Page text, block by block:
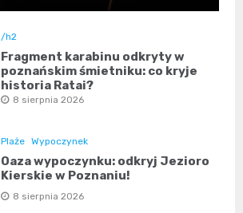
/h2
Fragment karabinu odkryty w
poznańskim śmietniku: co kryje
historia Rataj?
8 sierpnia 2026
Plaże Wypoczynek
Oaza wypoczynku: odkryj Jezioro
Kierskie w Poznaniu!
8 sierpnia 2026